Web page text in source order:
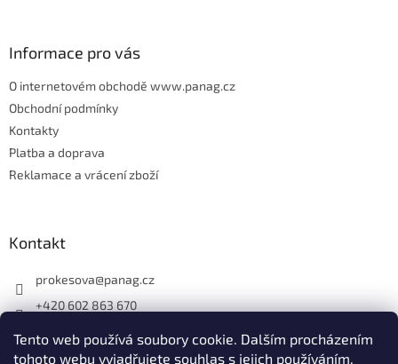
Tento web používá soubory cookie. Dalším procházením
tohoto webu vyjadřujete souhlas s jejich používáním.
Informace pro vás
O internetovém obchodě www.panag.cz
Obchodní podmínky
Kontakty
Platba a doprava
Reklamace a vrácení zboží
Kontakt
prokesova@panag.cz
+420 602 863 670